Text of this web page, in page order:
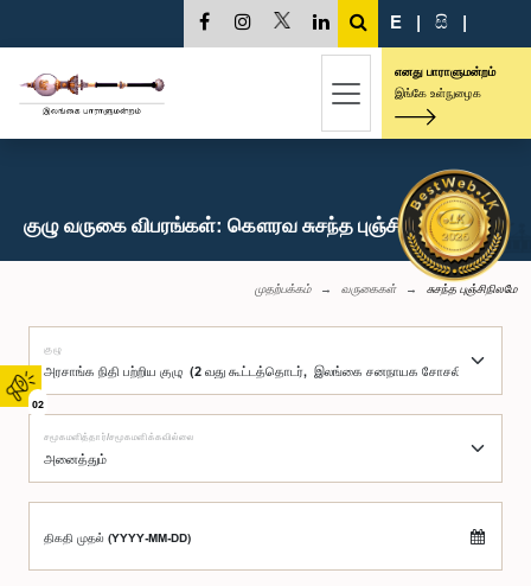
02
E | සි |
எனது பாராளுமன்றம்
இங்கே உள்நுழைக
குழு வருகை விபரங்கள்: கௌரவ சுசந்த புஞ்சிநிலமே, பா.உ.
முதற்பக்கம் வருகைகள் சுசந்த புஞ்சிநிலமே
குழு
சமூகமளித்தார்/சமூகமளிக்கவில்லை
திகதி முதல் (YYYY-MM-DD)